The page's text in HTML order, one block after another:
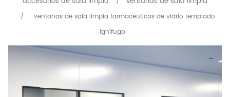
/
ventanas de sala limpia farmacéuticas de vidrio templado
ignífugo